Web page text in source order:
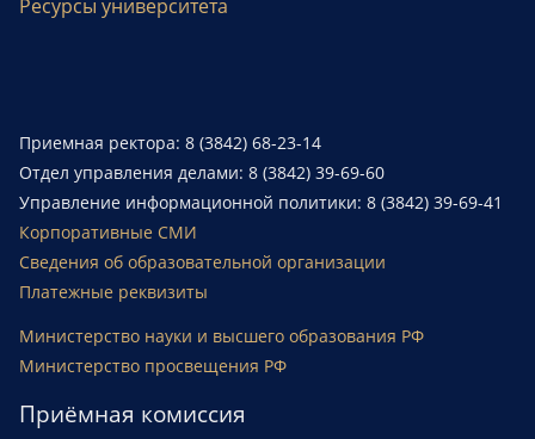
Ресурсы университета
Приемная ректора: 8 (3842) 68-23-14
Отдел управления делами: 8 (3842) 39-69-60
Управление информационной политики: 8 (3842) 39-69-41
Корпоративные СМИ
Сведения об образовательной организации
Платежные реквизиты
Министерство науки и высшего образования РФ
Министерство просвещения РФ
Приёмная комиссия